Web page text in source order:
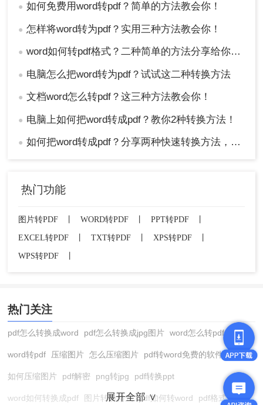
● 如何免费用word转pdf？简单的方法教会你！
● 怎样将word转为pdf？实用三种方法教会你！
● word如何转pdf格式？二种简单的方法分享给你！精准高效！
● 电脑怎么把word转为pdf？试试这二种转换方法
● 文档word怎么转pdf？这三种方法教会你！
● 电脑上如何把word转成pdf？教你2种转换方法！
● 如何把word转成pdf？分享两种快速转换方法，效率翻倍！
热门功能
图片转PDF WORD转PDF PPT转PDF
EXCEL转PDF
TXT转PDF XPS转PDF
WPS转PDF
热门关注
pdf怎么转换成word pdf怎么转换成jpg图片 word怎么转pdf
word转pdf 压缩图片 怎么压缩图片 pdf转word免费的软件
如何压缩图片 pdf解密 png转jpg pdf转换ppt
word如何转换成pdf 图片转换格式 pdf如何转word pdf格式转换
展开全部 ∨